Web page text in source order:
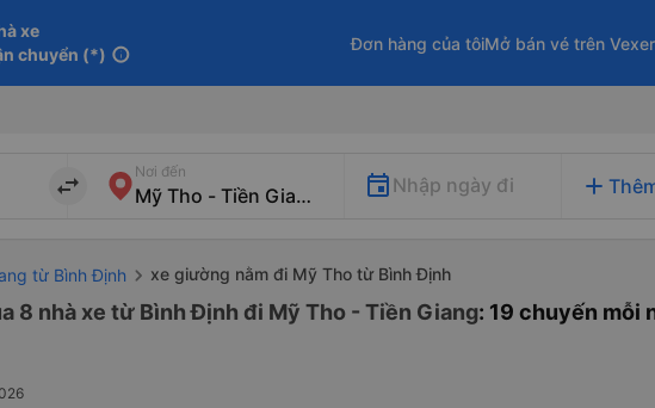
xe
chuyển (*) info
Đơn hàng của tôiMở bán vé trên
import_export
Nơi đến
Nhập ngày đi add
từ Bình Định xe giường nằm đi Mỹ Tho từ Bình Định
8 nhà xe từ Bình Định đi Mỹ Tho - Tiền Giang: 19 chuyến mỗi